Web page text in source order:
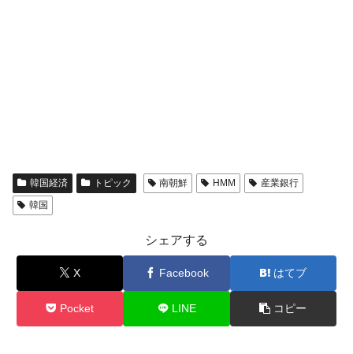
韓国経済 トピック 南朝鮮 HMM
産業銀行
韓国
シェアする
X Facebook はてブ
Pocket LINE コピー